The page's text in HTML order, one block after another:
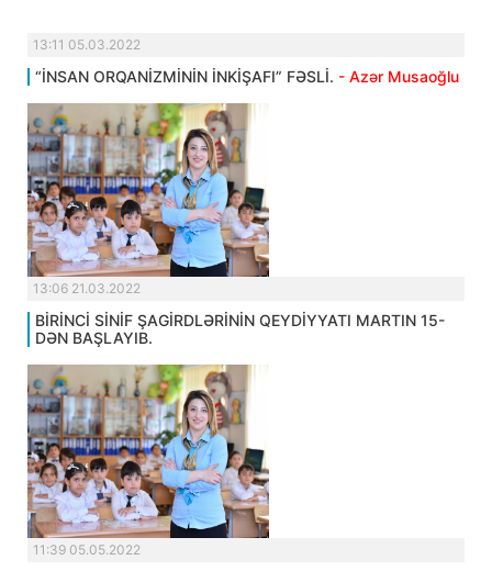
13:11 05.03.2022
“İNSAN ORQANİZMİNİN İNKİŞAFI” FƏSLİ. - Azər Musaoğlu
13:06 21.03.2022
BİRİNCİ SİNİF ŞAGİRDLƏRİNİN QEYDİYYATI MARTIN 15-
DƏN BAŞLAYIB.
11:39 05.05.2022